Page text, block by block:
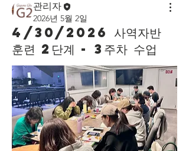
관리자
2026년 5월 2일
4/30/2026 사역자반
훈련 2단계 - 3주차 수업